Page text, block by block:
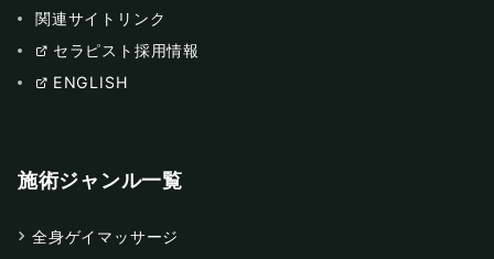
関連サイトリンク
セラピスト採用情報
ENGLISH
施術ジャンル一覧
全身ゲイマッサージ